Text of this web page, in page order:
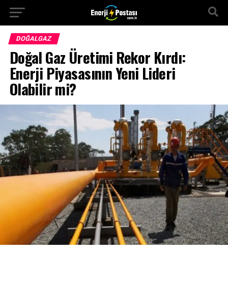
DOĞALGAZ
Doğal Gaz Üretimi Rekor Kırdı:
Enerji Piyasasının Yeni Lideri
Olabilir mi?